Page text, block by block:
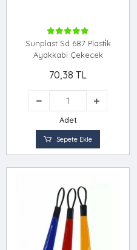
Sunplast Sd 687 Plasti̇k
Ayakkabi Çekecek
70,38 TL
Adet
Sepete Ekle